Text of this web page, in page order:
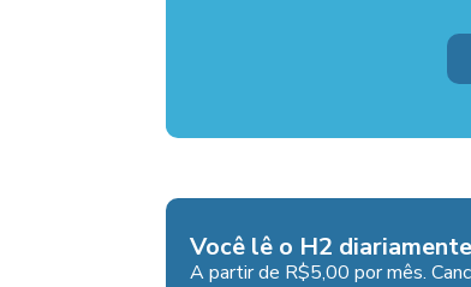
Você lê o H2
A partir de R$5,00 por mês.